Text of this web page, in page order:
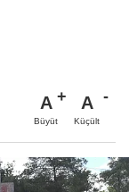
A
Büyüt
A
Küçült